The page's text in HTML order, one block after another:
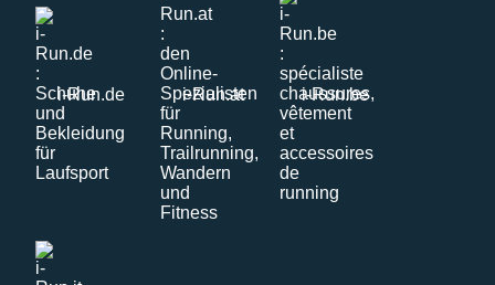
i-Run.de i-Run.at i-Run.be